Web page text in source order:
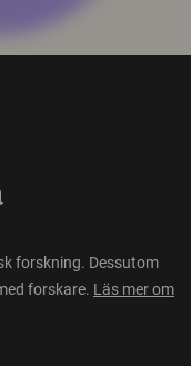
forskning. Dessutom
forskare. Läs mer om